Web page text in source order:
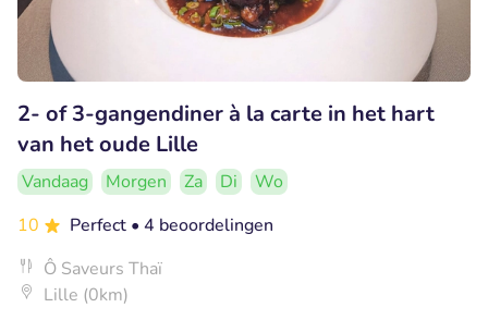
2- of 3-gangendiner à la carte in het hart
van het oude Lille
Vandaag Morgen Za Di
Wo
10
Perfect • 4 beoordelingen
Ô Saveurs Thaï
Lille (0km)